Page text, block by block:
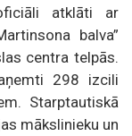
atklāti ar
balva”
centra telpās.
298 izcili
Starptautiskā
mākslinieku un